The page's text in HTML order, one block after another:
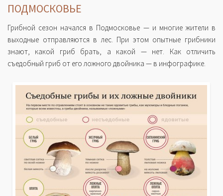
Факты о Москве
Москва
ПОДМОСКОВЬЕ
Грибной сезон начался в Подмосковье — и многие жители в
выходные отправляются в лес. При этом опытные грибники
знают, какой гриб брать, а какой — нет. Как отличить
съедобный гриб от его ложного двойника — в инфографике.